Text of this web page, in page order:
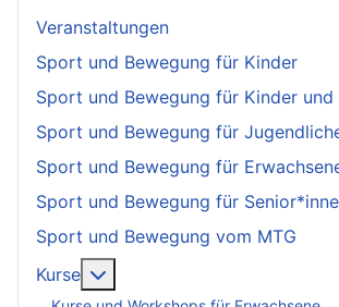
Veranstaltungen
Sport und Bewegung für Kinder
Sport und Bewegung für Kinder
Sport und Bewegung für
Sport und Bewegung für
Sport und Bewegung für
Sport und Bewegung vom MTG
Kurse